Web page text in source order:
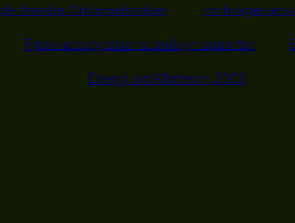
danske Orkla-selskaber
Fødevarestyrelsens smiley-rapporter
Energi-og Klimasyn 2025